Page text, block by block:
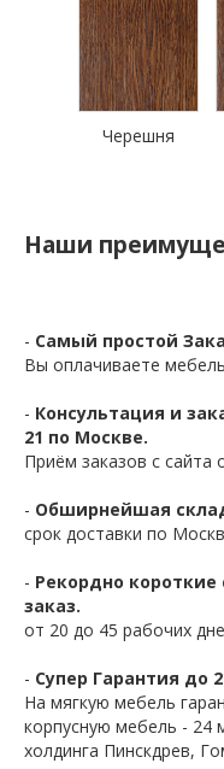
Черешня
Наши
- Самый простой
Вы оплачиваете
- Консультация и
21 по Москве.
Приём заказов с сайта
- Обширнейшая
срок доставки по
- Рекордно короткие
заказ.
от 20 до 45 рабочих
- Супер Гарантия до
На мягкую мебель
корпусную мебель - 24
холдинга Пинскдрев,